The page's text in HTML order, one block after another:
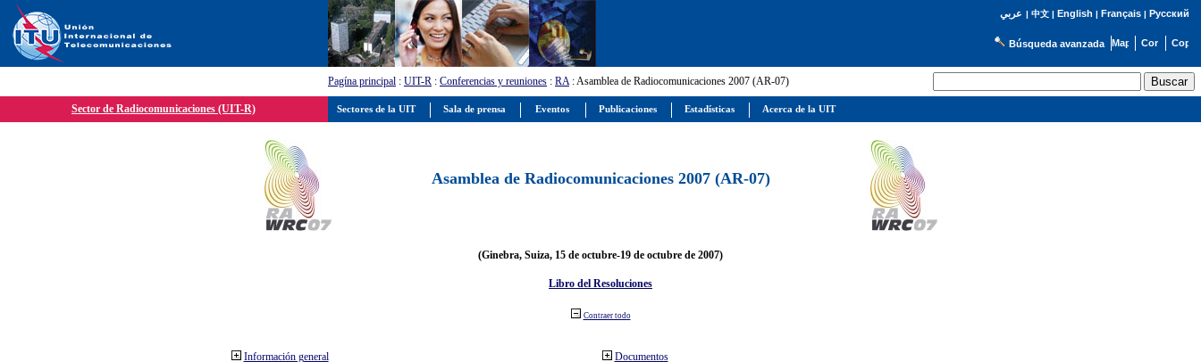
عربي | 中文| English | Français| Русский
Búsqueda avanzada
Pagína principal : UIT-R : Conferencias y reuniones : RA: Asamblea de Radiocomunicaciones 2007 (AR-07)
Sector de Radiocomunicaciones (UIT-R)
Asamblea de Radiocomunicaciones 2007 (AR-07)
(Ginebra, Suiza, 15 de octubre-19 de octubre de 2007)
Libro del Resoluciones
Contraer todo
Información general Documentos
Sectores de la UIT Sala de prensa Eventos Publicaciones Estadísticas Acerca de la UIT